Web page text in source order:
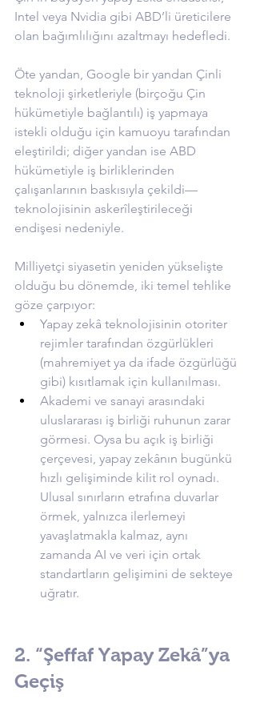
Intel veya Nvidia gibi ABD’li üreticilere
olan bağımlılığını azaltmayı hedefledi.
Öte yandan, Google bir yandan Çinli
teknoloji şirketleriyle (birçoğu Çin
hükümetiyle bağlantılı) iş yapmaya
istekli olduğu için kamuoyu tarafından
eleştirildi; diğer yandan ise ABD
hükümetiyle iş birliklerinden
çalışanlarının baskısıyla çekildi—
teknolojisinin askerîleştirileceği
endişesi nedeniyle.
Milliyetçi siyasetin yeniden yükselişte
olduğu bu dönemde, iki temel tehlike
göze çarpıyor:
Yapay zekâ teknolojisinin otoriter
rejimler tarafından özgürlükleri
(mahremiyet ya da ifade özgürlüğü
gibi) kısıtlamak için kullanılması.
Akademi ve sanayi arasındaki
uluslararası iş birliği ruhunun zarar
görmesi. Oysa bu açık iş birliği
çerçevesi, yapay zekânın bugünkü
hızlı gelişiminde kilit rol oynadı.
Ulusal sınırların etrafına duvarlar
örmek, yalnızca ilerlemeyi
yavaşlatmakla kalmaz, aynı
zamanda AI ve veri için ortak
standartların gelişimini de sekteye
uğratır.
2. “Şeffaf Yapay Zekâ”ya
Geçiş